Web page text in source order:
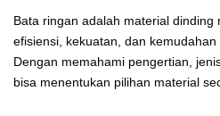
Bata ringan adalah material dinding
efisiensi, kekuatan, dan kemudahan
Dengan memahami pengertian,
bisa menentukan pilihan material